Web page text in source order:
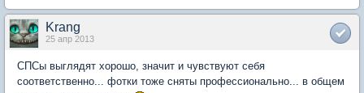
Krang
25 апр 2013
СПСы выглядят хорошо, значит и чувствуют себя
соответственно... фотки тоже сняты профессионально... в общем